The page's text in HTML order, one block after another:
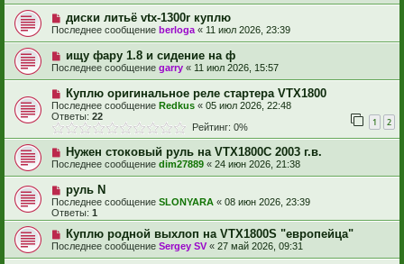
диски литьё vtx-1300r куплю
Последнее сообщение berloga« 11 июл 2026, 23:39
ищу фару 1.8 и сидение на ф
Последнее сообщение garry « 11 июл 2026, 15:57
Куплю оригинальное реле стартера VTX1800
Последнее сообщение Redkus « 05 июл 2026, 22:48
Ответы: 22 1 2
Рейтинг: 0%
Нужен стоковый руль на VTX1800C 2003 г.в.
Последнее сообщение dim27889 « 24 июн 2026, 21:38
руль N
Последнее сообщение SLONYARA « 08 июн 2026, 23:39
Ответы: 1
Куплю родной выхлоп на VTX1800S "европейца"
Последнее сообщение Sergey SV « 27 май 2026, 09:31